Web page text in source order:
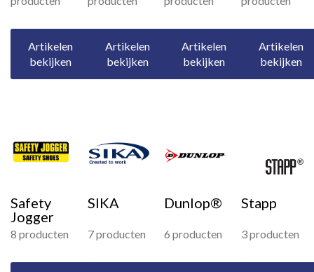
Artikelen
bekijken
Artikelen
bekijken
Artikelen
bekijken
Artikelen
bekijken
Safety
Jogger
8 producten
SIKA
7 producten
Dunlop®
6 producten
Stapp
3 producten